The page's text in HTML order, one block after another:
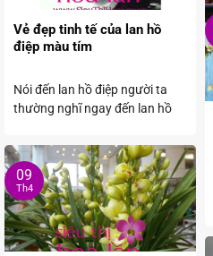
Vẻ đẹp tinh tế của lan hồ
điệp màu tím
Nói đến lan hồ điệp người ta
thường nghĩ ngay đến lan hồ
09
Th4